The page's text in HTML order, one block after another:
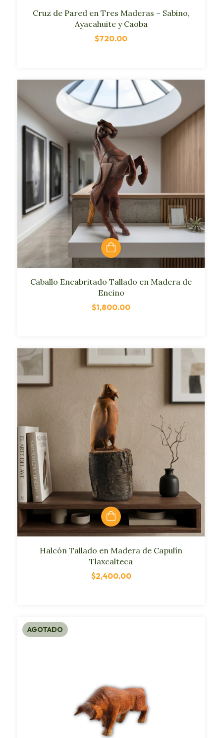
Cruz de Pared en Tres Maderas – Sabino,
Ayacahuite y Caoba
$720.00
Caballo Encabritado Tallado en Madera de
Encino
$1,800.00
Halcón Tallado en Madera de Capulín
Tlaxcalteca
$2,400.00
AGOTADO